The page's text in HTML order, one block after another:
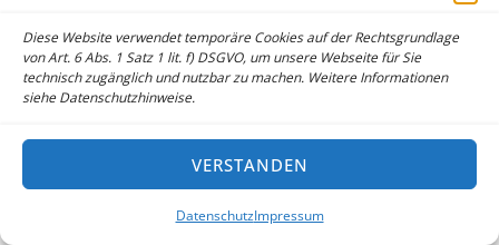
Diese Website verwendet temporäre Cookies auf der Rechtsgrundlage
von Art. 6 Abs. 1 Satz 1 lit. f) DSGVO, um unsere Webseite für Sie
technisch zugänglich und nutzbar zu machen. Weitere Informationen
siehe Datenschutzhinweise.
VERSTANDEN
DatenschutzImpressum